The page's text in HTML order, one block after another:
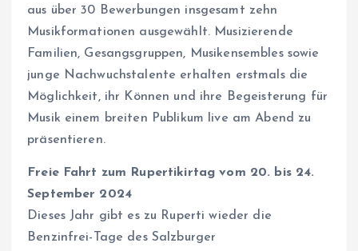
aus über 30 Bewerbungen insgesamt zehn
Musikformationen ausgewählt. Musizierende
Familien, Gesangsgruppen, Musikensembles sowie
junge Nachwuchstalente erhalten erstmals die
Möglichkeit, ihr Können und ihre Begeisterung für
Musik einem breiten Publikum live am Abend zu
präsentieren.
Freie Fahrt zum Rupertikirtag vom 20. bis 24.
September 2024
Dieses Jahr gibt es zu Ruperti wieder die
Benzinfrei-Tage des Salzburger